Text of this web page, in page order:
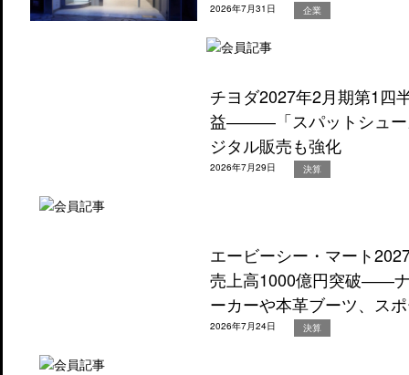
2026年7月31日 企業
チヨダ2027年2月期第1四
益―――「スパットシュー
ジタル販売も強化
2026年7月29日 決算
エービーシー・マート
売上高1000億円突破――
ーカーや本革ブーツ、ス
2026年7月24日 決算